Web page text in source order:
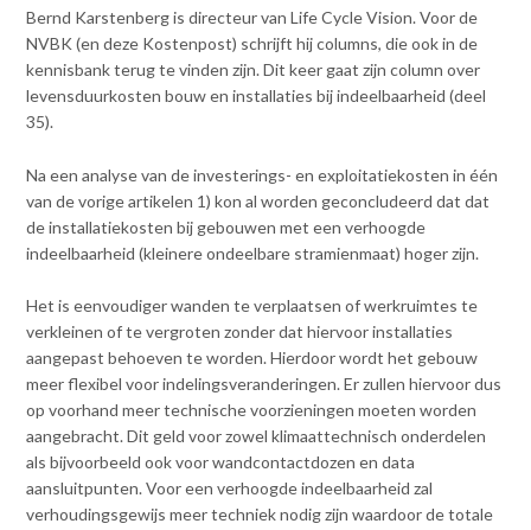
p
t
o
m
a
n
c
o
n
e
n
t
Bernd Karstenberg is directeur van Life Cycle Vision. Voor de
NVBK (en deze Kostenpost) schrijft hij columns, die ook in de
kennisbank terug te vinden zijn. Dit keer gaat zijn column over
levensduurkosten bouw en installaties bij indeelbaarheid (deel
35).
Na een analyse van de investerings- en exploitatiekosten in één
van de vorige artikelen 1) kon al worden geconcludeerd dat dat
de installatiekosten bij gebouwen met een verhoogde
indeelbaarheid (kleinere ondeelbare stramienmaat) hoger zijn.
Het is eenvoudiger wanden te verplaatsen of werkruimtes te
verkleinen of te vergroten zonder dat hiervoor installaties
aangepast behoeven te worden. Hierdoor wordt het gebouw
meer flexibel voor indelingsveranderingen. Er zullen hiervoor dus
op voorhand meer technische voorzieningen moeten worden
aangebracht. Dit geld voor zowel klimaattechnisch onderdelen
als bijvoorbeeld ook voor wandcontactdozen en data
aansluitpunten. Voor een verhoogde indeelbaarheid zal
verhoudingsgewijs meer techniek nodig zijn waardoor de totale
Nieuwsarchief
Artikelen
Verenigingsdocumenten
Opleiding & Carrière
Actualiteit
Contact
Inloggen mijn NVBK
Contact
Zoek